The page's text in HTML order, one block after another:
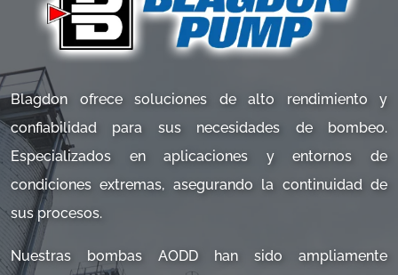
Blagdon ofrece soluciones de alto rendimiento y
confiabilidad para sus necesidades de bombeo.
Especializados en aplicaciones y entornos de
condiciones extremas, asegurando la continuidad de
sus procesos.
Nuestras bombas AODD han sido ampliamente